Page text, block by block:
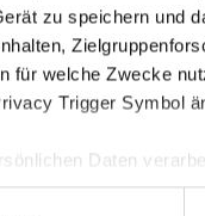
zu speichern und
für welche Zwecke
Trigger Symbol
Daten